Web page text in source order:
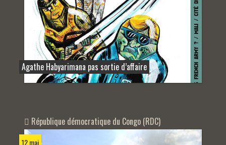
Agathe Habyarimana pas sortie d’affaire
République démocratique du Congo (RDC)
12 mai